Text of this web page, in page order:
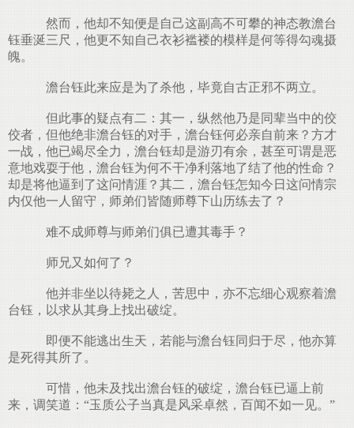
然而，他却不知便是自己这副高不可攀的神态教澹台
钰垂涎三尺，他更不知自己衣衫褴褛的模样是何等得勾魂摄
魄。
澹台钰此来应是为了杀他，毕竟自古正邪不两立。
但此事的疑点有二：其一，纵然他乃是同辈当中的佼
佼者，但他绝非澹台钰的对手，澹台钰何必亲自前来？方才
一战，他已竭尽全力，澹台钰却是游刃有余，甚至可谓是恶
意地戏耍于他，澹台钰为何不干净利落地了结了他的性命？
却是将他逼到了这问情涯？其二，澹台钰怎知今日这问情宗
内仅他一人留守，师弟们皆随师尊下山历练去了？
难不成师尊与师弟们俱已遭其毒手？
师兄又如何了？
他并非坐以待毙之人，苦思中，亦不忘细心观察着澹
台钰，以求从其身上找出破绽。
即便不能逃出生天，若能与澹台钰同归于尽，他亦算
是死得其所了。
可惜，他未及找出澹台钰的破绽，澹台钰已逼上前
来，调笑道：“玉质公子当真是风采卓然，百闻不如一见。”